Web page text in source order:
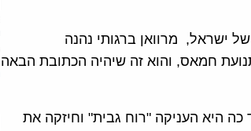
ישראל, מרוואן ברגותי נהנה
חמאס, והוא זה שיהיה הכתובת הבאה
היא העניקה "רוח גבית" וחיזקה את